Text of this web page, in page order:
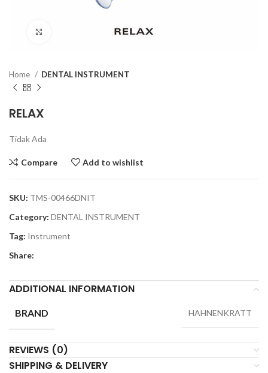
Home DENTAL INSTRUMENT
RELAX
Tidak Ada
Compare Add to wishlist
SKU: TMS-00466DNIT
Category: DENTAL INSTRUMENT
Tag: Instrument
Share:
ADDITIONAL INFORMATION
BRAND HAHNENKRATT
REVIEWS (0)
SHIPPING & DELIVERY